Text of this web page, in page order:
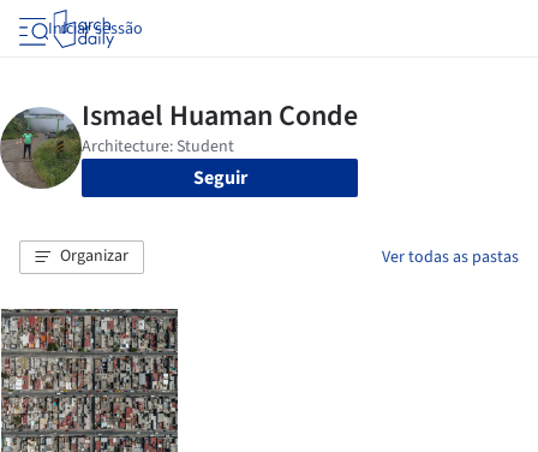
Iniciar sessão
Seguir
Organizar Ver todas as pastas